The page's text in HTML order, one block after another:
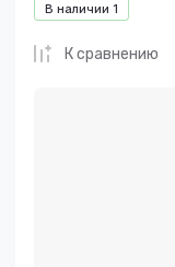
В наличии 1
К сравнению